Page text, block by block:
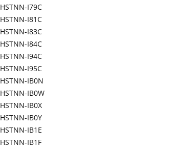
HSTNN-I79C
HSTNN-I81C
HSTNN-I83C
HSTNN-I84C
HSTNN-I94C
HSTNN-I95C
HSTNN-IB0N
HSTNN-IB0W
HSTNN-IB0X
HSTNN-IB0Y
HSTNN-IB1E
HSTNN-IB1F